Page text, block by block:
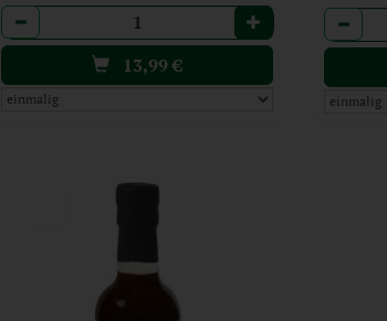
Anzahl
13,99€
Anzahl